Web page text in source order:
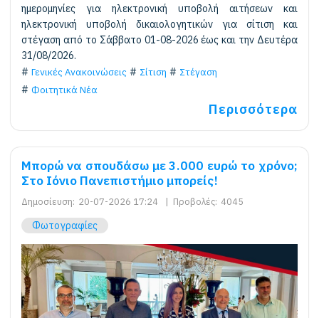
ημερομηνίες για ηλεκτρονική υποβολή αιτήσεων και
ηλεκτρονική υποβολή δικαιολογητικών για σίτιση και
στέγαση από το Σάββατο 01-08-2026 έως και την Δευτέρα
31/08/2026.
Γενικές Ανακοινώσεις
Σίτιση
Στέγαση
Φοιτητικά Νέα
Περισσότερα
Μπορώ να σπουδάσω με 3.000 ευρώ το χρόνο;
Στο Ιόνιο Πανεπιστήμιο μπορείς!
Δημοσίευση: 20-07-2026 17:24 | Προβολές: 4045
Φωτογραφίες